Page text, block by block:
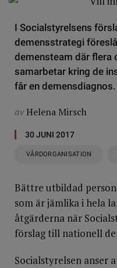
I Socialstyrelsens
demensstrategi
demensteam där flera
samarbetar kring de
får en demensdiagnos.
av Helena Mirsch
30 JUNI 2017
VÅRDORGANISATION
Bättre utbildad
som är jämlika i hela
åtgärderna när
förslag till nationell
Socialstyrelsen anser